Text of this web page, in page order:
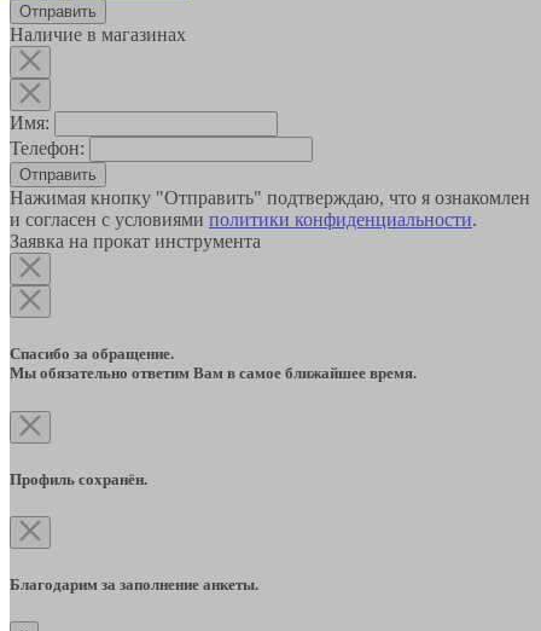
Наличие в магазинах
Имя:
Телефон:
Отправить
Нажимая кнопку "Отправить" подтверждаю, что я ознакомлен
и согласен с условиями политики конфиденциальности.
Заявка на прокат инструмента
Спасибо за обращение.
Мы обязательно ответим Вам в самое ближайшее время.
Профиль сохранён.
Благодарим за заполнение анкеты.